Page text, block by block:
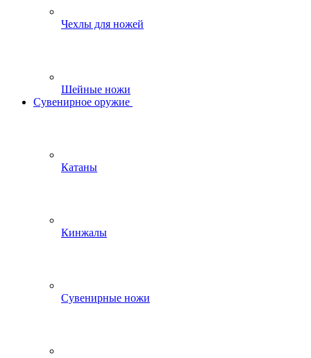
Чехлы для ножей
Шейные ножи
Сувенирное оружие
Катаны
Кинжалы
Сувенирные ножи